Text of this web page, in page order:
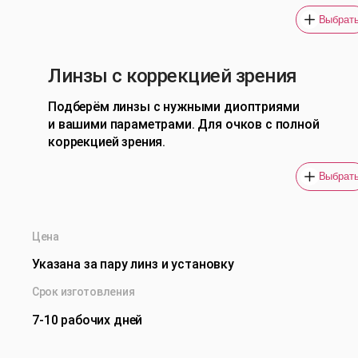
Линзы с коррекцией зрения
Подберём линзы с нужными диоптриями
и вашими параметрами. Для очков с полной
коррекцией зрения.
Цена
Указана за пару линз и установку
Срок изготовления
7-10 рабочих дней